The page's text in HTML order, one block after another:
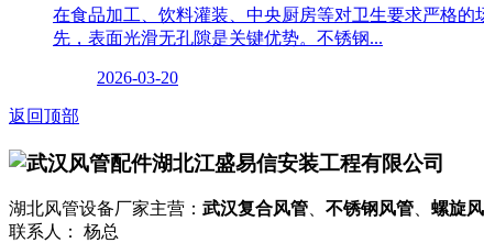
在食品加工、饮料灌装、中央厨房等对卫生要求严格
先，表面光滑无孔隙是关键优势。不锈钢...
2026-03-20
返回顶部
湖北江盛易信安装工程有限公司
湖北风管设备厂家主营： 武汉复合风管 不锈钢风管 螺旋
联系人： 杨总